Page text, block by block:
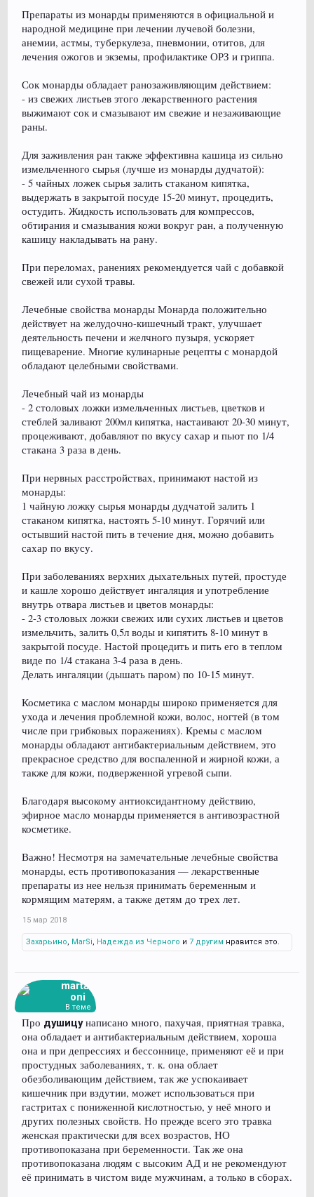
Препараты из монарды применяются в официальной и
народной медицине при лечении лучевой болезни,
анемии, астмы, туберкулеза, пневмонии, отитов, для
лечения ожогов и экземы, профилактике ОРЗ и гриппа.
Сок монарды обладает ранозаживляющим действием:
- из свежих листьев этого лекарственного растения
выжимают сок и смазывают им свежие и незаживающие
раны.
Для заживления ран также эффективна кашица из сильно
измельченного сырья (лучше из монарды дудчатой):
- 5 чайных ложек сырья залить стаканом кипятка,
выдержать в закрытой посуде 15-20 минут, процедить,
остудить. Жидкость использовать для компрессов,
обтирания и смазывания кожи вокруг ран, а полученную
кашицу накладывать на рану.
При переломах, ранениях рекомендуется чай с добавкой
свежей или сухой травы.
Лечебные свойства монарды Монарда положительно
действует на желудочно-кишечный тракт, улучшает
деятельность печени и желчного пузыря, ускоряет
пищеварение. Многие кулинарные рецепты с монардой
обладают целебными свойствами.
Лечебный чай из монарды
- 2 столовых ложки измельченных листьев, цветков и
стеблей заливают 200мл кипятка, настаивают 20-30 минут,
процеживают, добавляют по вкусу сахар и пьют по 1/4
стакана 3 раза в день.
При нервных расстройствах, принимают настой из
монарды:
1 чайную ложку сырья монарды дудчатой залить 1
стаканом кипятка, настоять 5-10 минут. Горячий или
остывший настой пить в течение дня, можно добавить
сахар по вкусу.
При заболеваниях верхних дыхательных путей, простуде
и кашле хорошо действует ингаляция и употребление
внутрь отвара листьев и цветов монарды:
- 2-3 столовых ложки свежих или сухих листьев и цветов
измельчить, залить 0,5л воды и кипятить 8-10 минут в
закрытой посуде. Настой процедить и пить его в теплом
виде по 1/4 стакана 3-4 раза в день.
Делать ингаляции (дышать паром) по 10-15 минут.
Косметика с маслом монарды широко применяется для
ухода и лечения проблемной кожи, волос, ногтей (в том
числе при грибковых поражениях). Кремы с маслом
монарды обладают антибактериальным действием, это
прекрасное средство для воспаленной и жирной кожи, а
также для кожи, подверженной угревой сыпи.
Благодаря высокому антиоксидантному действию,
эфирное масло монарды применяется в антивозрастной
косметике.
Важно! Несмотря на замечательные лечебные свойства
монарды, есть противопоказания — лекарственные
препараты из нее нельзя принимать беременным и
кормящим матерям, а также детям до трех лет.
15 мар 2018
Захарьино, MarSi, Надежда из Черного и 7 другим нравится это.
martag
oni
В теме
Про душицунаписано много, пахучая, приятная травка,
она обладает и антибактериальным действием, хороша
она и при депрессиях и бессоннице, применяют её и при
простудных заболеваниях, т. к. она облает
обезболивающим действием, так же успокаивает
кишечник при вздутии, может использоваться при
гастритах с пониженной кислотностью, у неё много и
других полезных свойств. Но прежде всего это травка
женская практически для всех возрастов, НО
противопоказана при беременности. Так же она
противопоказана людям с высоким АД и не рекомендуют
её принимать в чистом виде мужчинам, а только в сборах.